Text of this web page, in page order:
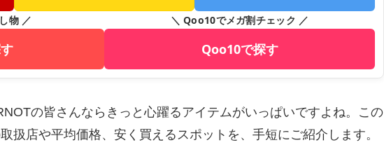
物 ／ ＼ Qoo10でメガ割チェック ／
Qoo10で探す
の皆さんならきっと心躍るアイテムがいっぱいですよね。この
扱店や平均価格、安く買えるスポットを、手短にご紹介します。